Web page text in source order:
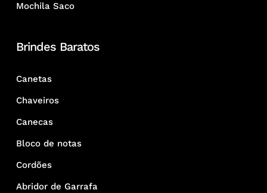
Mochila Saco
Brindes Baratos
Canetas
Chaveiros
Canecas
Bloco de notas
Cordões
Abridor de Garrafa